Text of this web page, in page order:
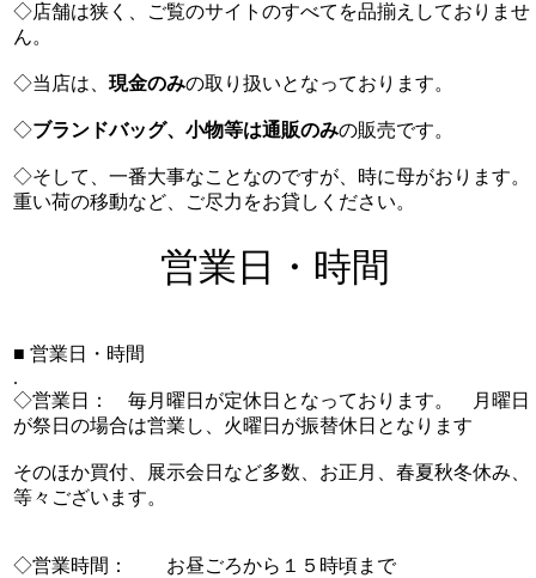
◇店舗は狭く、ご覧のサイトのすべてを品揃えしておりませ
ん。
◇当店は、 現金のみの取り扱いとなっております。
◇ブランドバッグ、小物等は通販のみの販売です。
◇そして、一番大事なことなのですが、時に母がおります。
重い荷の移動など、ご尽力をお貸しください。
営業日・時間
■ 営業日・時間
.
◇営業日： 毎月曜日が定休日となっております。 月曜日
が祭日の場合は営業し、火曜日が振替休日となります
そのほか買付、展示会日など多数、お正月、春夏秋冬休み、
等々ございます。
◇営業時間： お昼ごろから１５時頃まで